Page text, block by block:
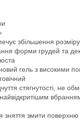
збільшення розміру
форми грудей та
гель з високими
стягнутості, не
зняття змити